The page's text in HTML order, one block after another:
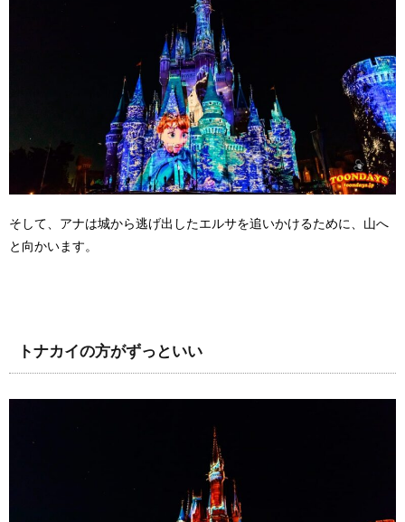
そして、アナは城から逃げ出したエルサを追いかけるために、山へ
と向かいます。
トナカイの方がずっといい